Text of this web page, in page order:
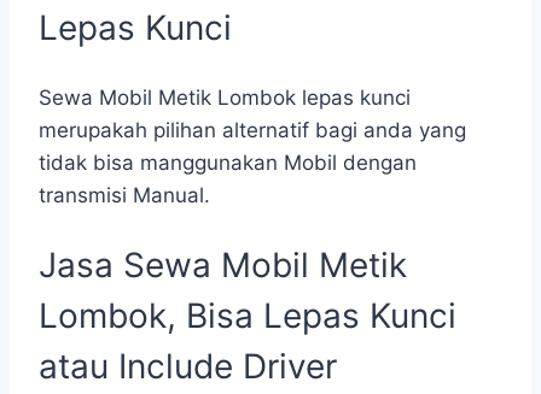
Lepas Kunci
Sewa Mobil Metik Lombok lepas kunci
merupakah pilihan alternatif bagi anda yang
tidak bisa manggunakan Mobil dengan
transmisi Manual.
Jasa Sewa Mobil Metik
Lombok, Bisa Lepas Kunci
atau Include Driver